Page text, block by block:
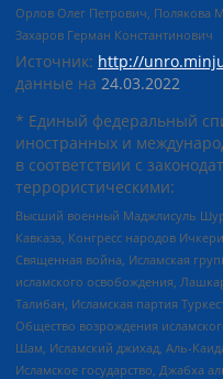
Орлов Олег Петрович, Полякова
Захаров Герман Константинович
Источник: http://
данные на 24.03.2022
* Единый федеральный
иностранных и
в соответствии с
террористическими:
Высший военный Маджлисуль
Кавказа, Конгресс народов
Священная война, Исламская
исламского освобождения,
Талибан, Исламская партия
Общество возрождения
Шам, Исламский джихад, Аль-
Исламское государство, Джабха